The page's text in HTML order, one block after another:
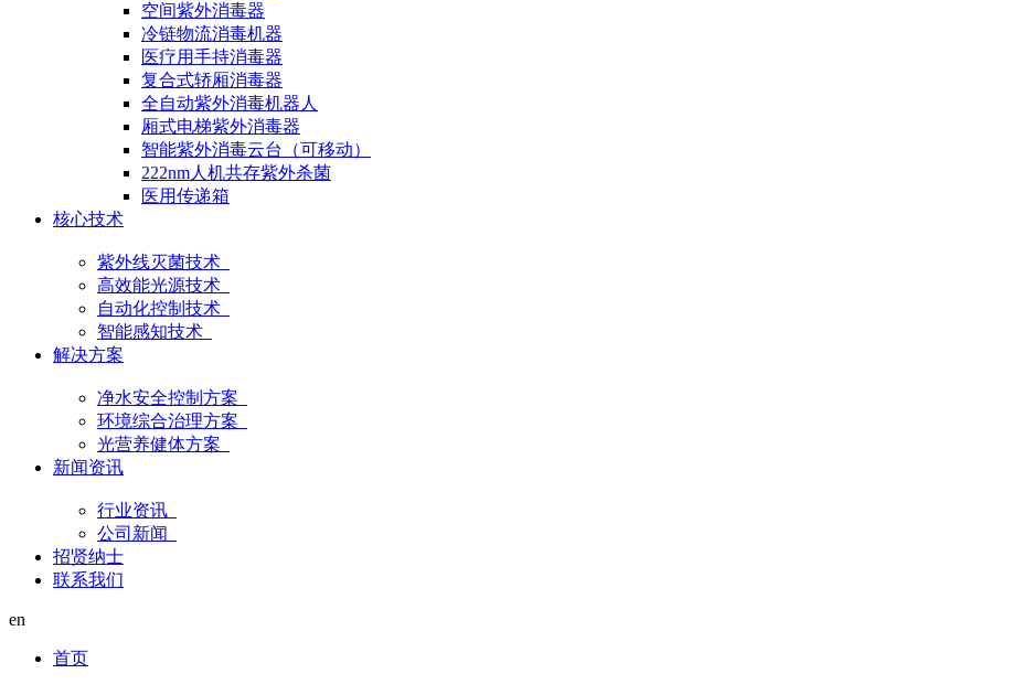
空间紫外消毒器
冷链物流消毒机器
医疗用手持消毒器
复合式轿厢消毒器
全自动紫外消毒机器人
厢式电梯紫外消毒器
智能紫外消毒云台（可移动）
222nm人机共存紫外杀菌
医用传递箱
核心技术
紫外线灭菌技术
高效能光源技术
自动化控制技术
智能感知技术
解决方案
净水安全控制方案
环境综合治理方案
光营养健体方案
新闻资讯
行业资讯
公司新闻
招贤纳士
联系我们
en
首页